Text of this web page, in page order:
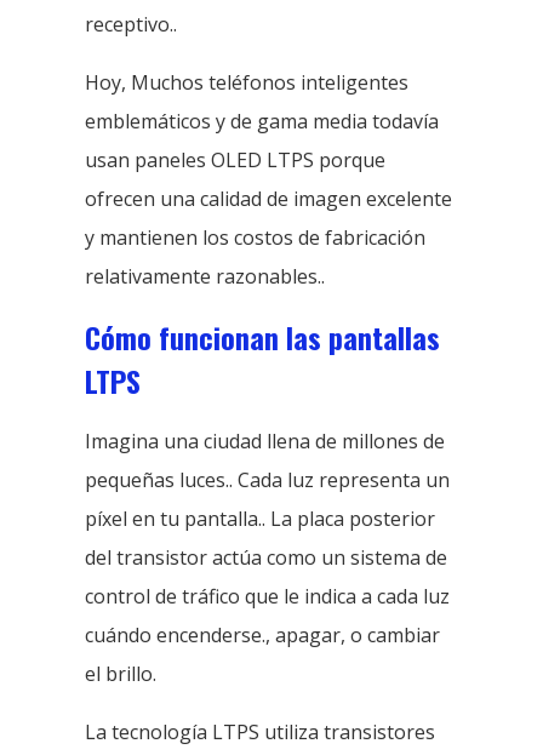
receptivo..
Hoy, Muchos teléfonos inteligentes
emblemáticos y de gama media todavía
usan paneles OLED LTPS porque
ofrecen una calidad de imagen excelente
y mantienen los costos de fabricación
relativamente razonables..
Cómo funcionan las pantallas
LTPS
Imagina una ciudad llena de millones de
pequeñas luces.. Cada luz representa un
píxel en tu pantalla.. La placa posterior
del transistor actúa como un sistema de
control de tráfico que le indica a cada luz
cuándo encenderse., apagar, o cambiar
el brillo.
La tecnología LTPS utiliza transistores